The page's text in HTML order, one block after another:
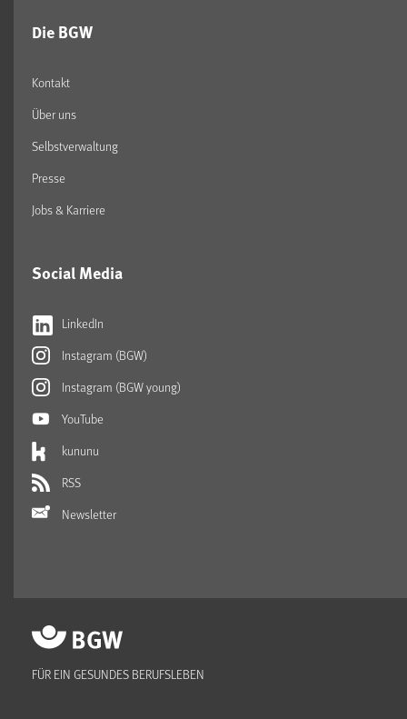
Die BGW
Kontakt
Über uns
Selbstverwaltung
Presse
Jobs & Karriere
Social Media
LinkedIn
Instagram (BGW)
Instagram (BGW young)
YouTube
kununu
RSS
Newsletter
FÜR EIN GESUNDES BERUFSLEBEN